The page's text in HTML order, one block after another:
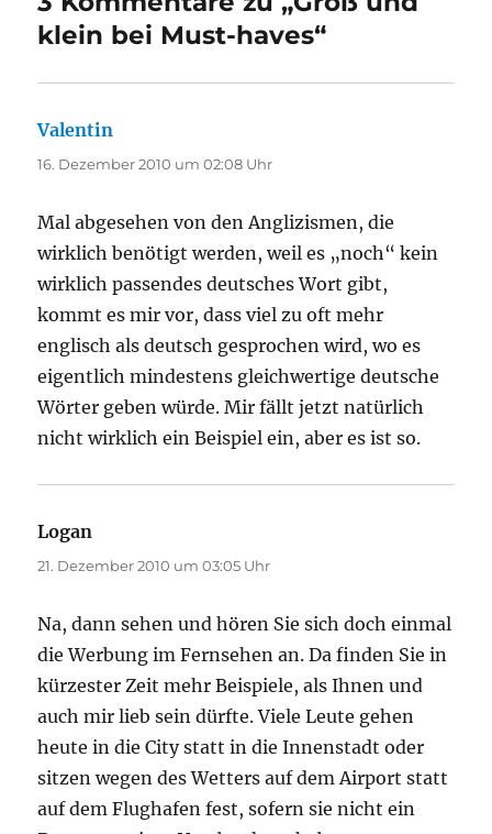
klein bei Must-haves“
Valentin
16. Dezember 2010 um 02:08 Uhr
Mal abgesehen von den Anglizismen, die
wirklich benötigt werden, weil es „noch“ kein
wirklich passendes deutsches Wort gibt,
kommt es mir vor, dass viel zu oft mehr
englisch als deutsch gesprochen wird, wo es
eigentlich mindestens gleichwertige deutsche
Wörter geben würde. Mir fällt jetzt natürlich
nicht wirklich ein Beispiel ein, aber es ist so.
Logan
21. Dezember 2010 um 03:05 Uhr
Na, dann sehen und hören Sie sich doch einmal
die Werbung im Fernsehen an. Da finden Sie in
kürzester Zeit mehr Beispiele, als Ihnen und
auch mir lieb sein dürfte. Viele Leute gehen
heute in die City statt in die Innenstadt oder
sitzen wegen des Wetters auf dem Airport statt
auf dem Flughafen fest, sofern sie nicht ein